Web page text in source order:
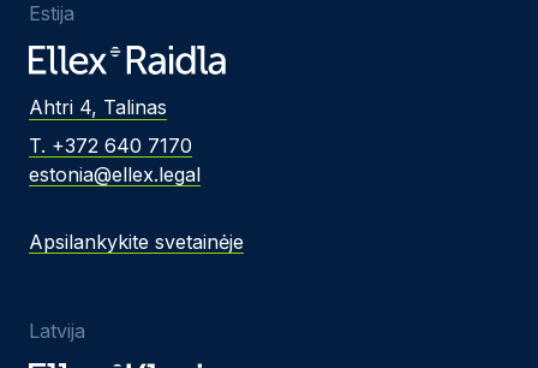
Estija
Ahtri 4, Talinas
T. +372 640 7170
estonia@ellex.legal
Apsilankykite svetainėje
Latvija